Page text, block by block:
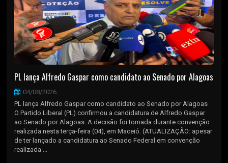
PL lança Alfredo Gaspar como candidato ao Senado por Alagoas
04/08/2026
PL lança Alfredo Gaspar como candidato ao Senado por Alagoas
O Partido Liberal (PL) confirmou a candidatura de Alfredo Gaspar
ao Senado por Alagoas. A decisão foi tomada durante convenção
realizada nesta terça-feira (04), em Maceió. (ATUALIZAÇÃO: apesar
de ter lançado a candidatura ao Senado Federal em convenção
realizada ...